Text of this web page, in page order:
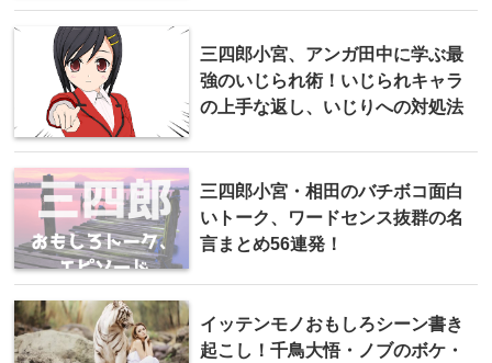
三四郎小宮、アンガ田中に学ぶ最
強のいじられ術！いじられキャラ
の上手な返し、いじりへの対処法
三四郎小宮・相田のバチボコ面白
いトーク、ワードセンス抜群の名
言まとめ56連発！
イッテンモノおもしろシーン書き
起こし！千鳥大悟・ノブのボケ・